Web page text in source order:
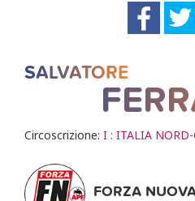
SALVATORE
Circoscrizione: I : ITALIA
FORZA